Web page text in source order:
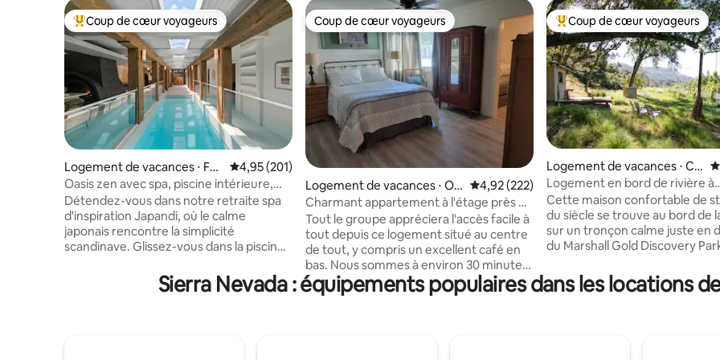
Coups de cœur voyageurs les plus appréciés
Coup de cœur voyageurs
Logement de vacances ⋅ Fair
Oaks
Évaluation moyenne sur la base de 201 commentaires : 4,95 sur 5
4,95 (201)
Oasis zen avec spa, piscine intérieure,
bain à remous et sauna
Détendez-vous dans notre retraite spa
d'inspiration Japandi, où le calme
japonais rencontre la simplicité
scandinave. Glissez-vous dans la piscine
dans une baignoire en cèdre,
réchauffez-vous dans le sauna privé et
Coup de cœur voyageurs
Coup de cœur voyageurs
Logement de vacances ⋅ Oa
khurst
Évaluation moyenne sur la base de 222
4,92 (222)
Charmant appartement à l'étage près de
Yosemite/BassLake
Tout le groupe appréciera l'accès facile à
tout depuis ce logement situé au centre
de tout, y compris un excellent café en
bas. Nous sommes à environ 30 minutes
de Yosemite et à 10 minutes de Bass
Lake. Le tramway local s'arrête à
Coups de cœur voyageurs les
Coup de cœur voyageurs
Logement de vacances ⋅ Col
oma
Logement en bord de rivière à
Coloma/Lotus
Cette maison confortable de
du siècle se trouve au bord de
sur un tronçon calme juste en
du Marshall Gold Discovery
terrasse et piquez une tête
rivière ! La grande terrasse
Nous mettons à votre
Sierra Nevada : équipements populaires dans les locations